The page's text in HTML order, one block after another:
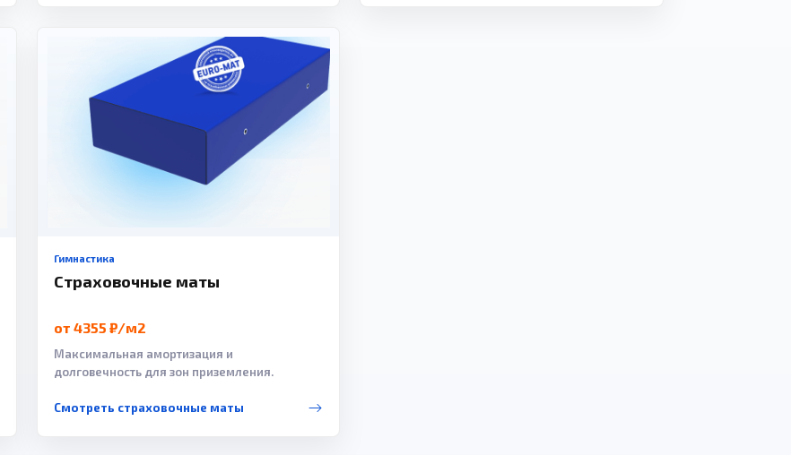
Гимнастика
Страховочные маты
от 4355 ₽/м2
Максимальная амортизация и
долговечность для зон приземления.
Смотреть страховочные маты